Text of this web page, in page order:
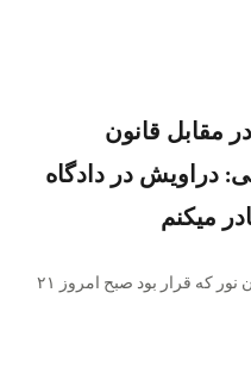
مقابل قانون
دراویش در دادگاه
میکنم
وکلای دراویش و مدیران سایت مجذوبان نور که قرار بود صبح امروز ۲۱